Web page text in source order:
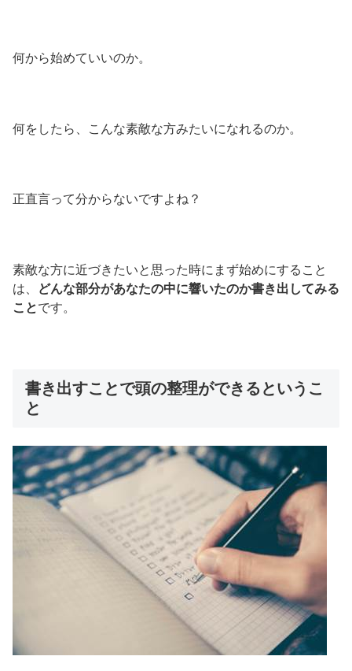
何から始めていいのか。
何をしたら、こんな素敵な方みたいになれるのか。
正直言って分からないですよね？
素敵な方に近づきたいと思った時にまず始めにすること
は、
どんな部分があなたの中に響いたのか書き出してみる
ことです。
書き出すことで頭の整理ができるというこ
と